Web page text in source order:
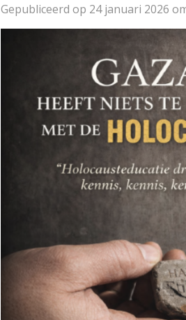
Gepubliceerd op 24 januari 2026